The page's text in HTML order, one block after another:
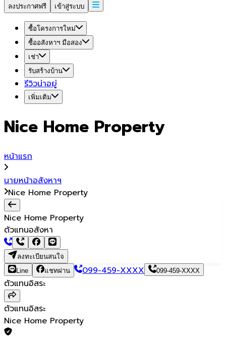
ลงประกาศฟรี เข้าสู่ระบบ
ซื้อโครงการใหม่
ซื้ออสังหาฯ มือสอง
เช่า
รับสร้างบ้าน
รีวิวน่าอยู่
เพิ่มเติม
Nice Home Property
หน้าแรก
นายหน้าอสังหาฯ
Nice Home Property
Nice Home Property
ตัวแทนอสังหา
ลงทะเบียนสนใจ
Line
แชทผ่าน 099-459-XXXX 099-459-XXXX
ตัวแทนอิสระ
ตัวแทนอิสระ
Nice Home Property